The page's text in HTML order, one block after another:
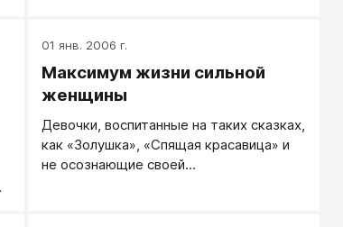
01 янв. 2006 г.
Максимум жизни сильной
женщины
Девочки, воспитанные на таких сказках,
как «Золушка», «Спящая красавица» и
не осознающие своей